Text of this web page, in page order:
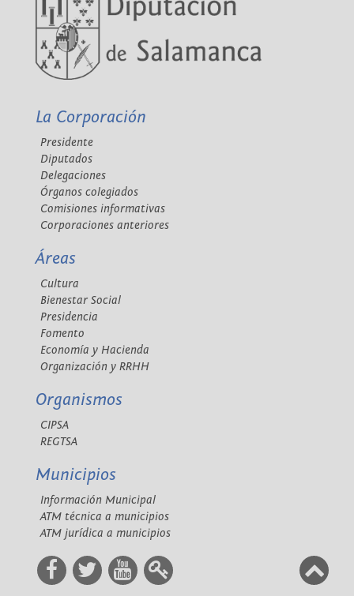
La Corporación
Presidente
Diputados
Delegaciones
Órganos colegiados
Comisiones informativas
Corporaciones anteriores
Áreas
Cultura
Bienestar Social
Presidencia
Fomento
Economía y Hacienda
Organización y RRHH
Organismos
CIPSA
REGTSA
Municipios
Información Municipal
ATM técnica a municipios
ATM jurídica a municipios